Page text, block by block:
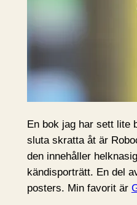
En bok jag har sett lite
sluta skratta åt är
den innehåller
kändisporträtt. En del
posters. Min favorit är